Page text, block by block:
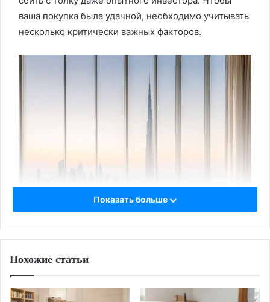
ваша покупка была удачной, необходимо учитывать
несколько критически важных факторов․
Показать больше
Похожие статьи